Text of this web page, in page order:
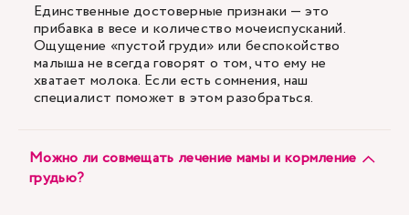
Единственные достоверные признаки — это
прибавка в весе и количество мочеиспусканий.
Ощущение «пустой груди» или беспокойство
малыша не всегда говорят о том, что ему не
хватает молока. Если есть сомнения, наш
специалист поможет в этом разобраться.
Можно ли совмещать лечение мамы и кормление
грудью?